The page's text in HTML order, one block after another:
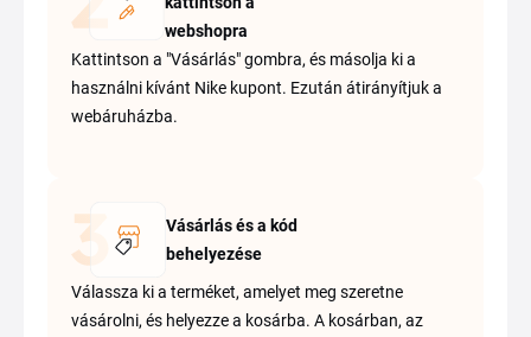
webshopra
Kattintson a "Vásárlás" gombra, és másolja ki a
használni kívánt Nike kupont. Ezután átirányítjuk a
webáruházba.
Vásárlás és a kód
behelyezése
Válassza ki a terméket, amelyet meg szeretne
vásárolni, és helyezze a kosárba. A kosárban, az